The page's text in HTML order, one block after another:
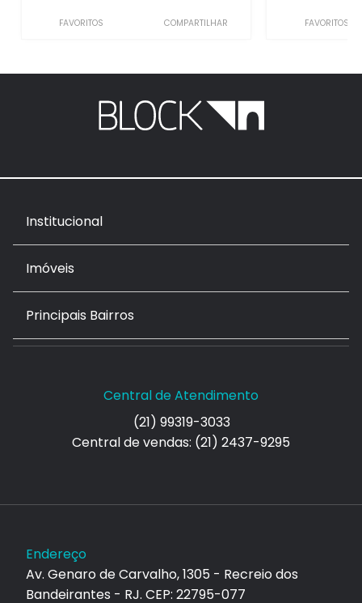
FAVORITOS COMPARTILHAR FAVORITOS
Institucional
Imóveis
Principais Bairros
Central de Atendimento
(21) 99319-3033
Central de vendas: (21) 2437-9295
Endereço
Av. Genaro de Carvalho, 1305 - Recreio dos
Bandeirantes - RJ. CEP: 22795-077